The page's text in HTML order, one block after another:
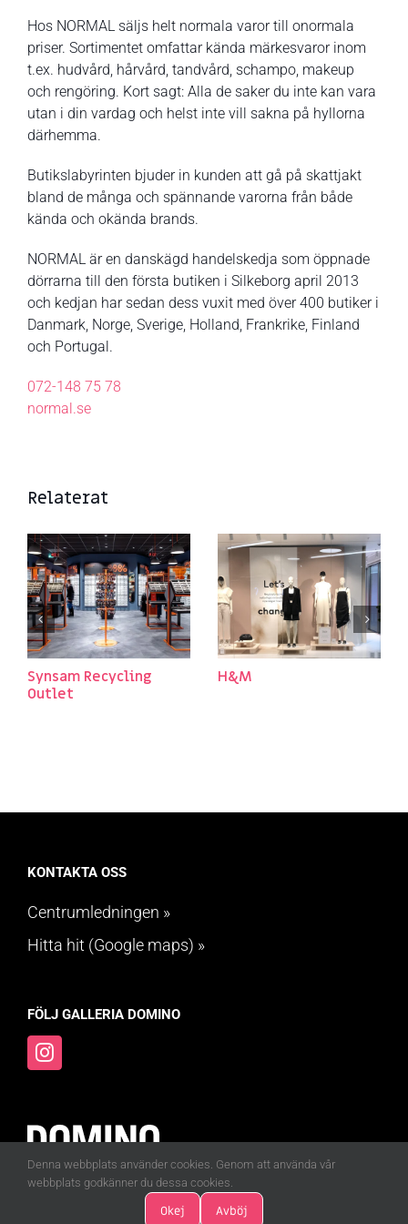
Hos NORMAL säljs helt normala varor till onormala
priser. Sortimentet omfattar kända märkesvaror inom
t.ex. hudvård, hårvård, tandvård, schampo, makeup
och rengöring. Kort sagt: Alla de saker du inte kan vara
utan i din vardag och helst inte vill sakna på hyllorna
därhemma.
Butikslabyrinten bjuder in kunden att gå på skattjakt
bland de många och spännande varorna från både
kända och okända brands.
NORMAL är en danskägd handelskedja som öppnade
dörrarna till den första butiken i Silkeborg april 2013
och kedjan har sedan dess vuxit med över 400 butiker i
Danmark, Norge, Sverige, Holland, Frankrike, Finland
och Portugal.
072-148 75 78
normal.se
Relaterat
Synsam Recycling
Outlet
H&M
KONTAKTA OSS
Centrumledningen »
Hitta hit (Google maps) »
FÖLJ GALLERIA DOMINO
Denna webbplats använder cookies. Genom att använda vår
webbplats godkänner du dessa cookies.
Okej Avböj